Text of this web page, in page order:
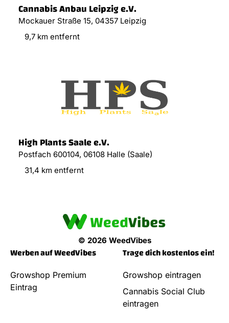
Cannabis Anbau Leipzig e.V.
Mockauer Straße 15, 04357 Leipzig
9,7 km entfernt
High Plants Saale e.V.
Postfach 600104, 06108 Halle (Saale)
31,4 km entfernt
© 2026 WeedVibes
Werben auf WeedVibes
Growshop Premium
Eintrag
Trage dich kostenlos ein!
Growshop eintragen
Cannabis Social Club
eintragen